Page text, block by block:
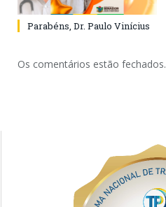
Parabéns, Dr. Paulo Vinícius
Os comentários estão fechados.